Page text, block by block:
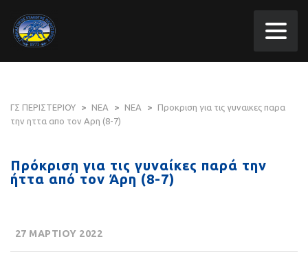
ΓΣ ΠΕΡΙΣΤΕΡΙΟΥ > ΝΕΑ > ΝΕΑ >
Προκριση για τις γυναικες παρα
την ηττα απο τον Αρη (8-7)
Πρόκριση για τις γυναίκες παρά την
ήττα από τον Άρη (8-7)
27 ΜΑΡΤΙΟΥ 2022